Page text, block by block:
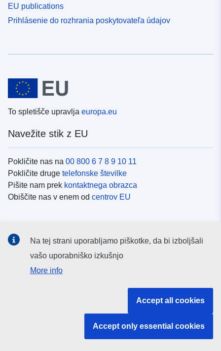
EU publications
Prihlásenie do rozhrania poskytovateľa údajov
To spletišče upravlja europa.eu
Navežite stik z EU
Pokličite nas na 00 800 6 7 8 9 10 11
Pokličite druge telefonske številke
Pišite nam prek kontaktnega obrazca
Obiščite nas v enem od centrov EU
Iskanje podružbenih medijih EU
Na tej strani uporabljamo piškotke, da bi izboljšali
vašo uporabniško izkušnjo
More info
Accept all cookies
Accept only essential cookies